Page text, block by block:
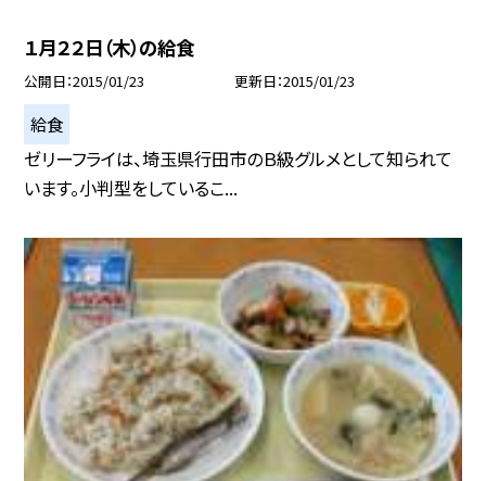
１月２２日（木）の給食
公開日 2015/01/23 更新日 2015/01/23
給食
ゼリーフライは、埼玉県行田市のＢ級グルメとして知られて
います。小判型をしているこ...